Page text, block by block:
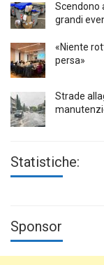
Scendono
grandi
«Niente
persa»
Strade
Statistiche:
Sponsor